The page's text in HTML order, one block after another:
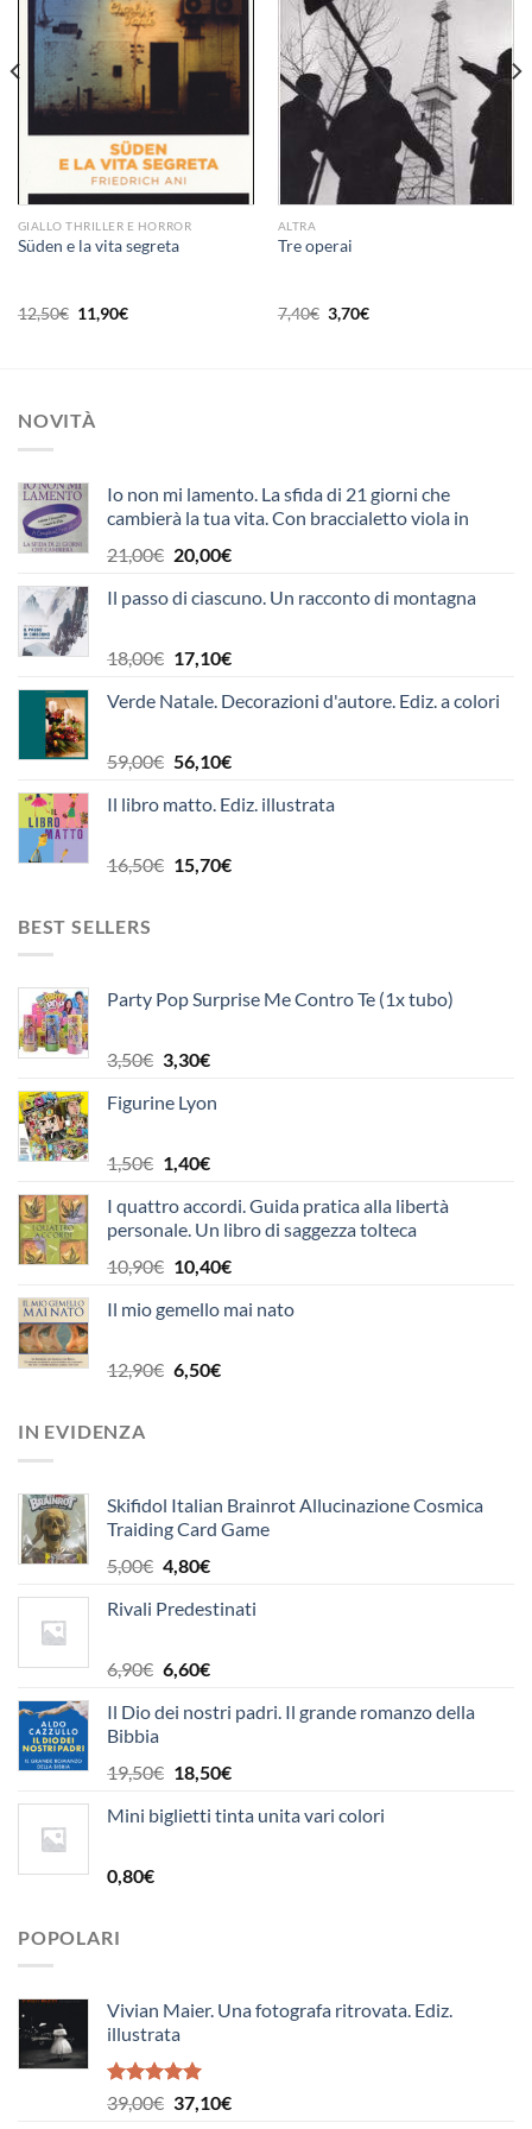
dei
desideri
GIALLO THRILLER E HORROR
Süden e la vita segreta
12,50€ Il
prezzo
11,90€Il
desideri
ALTRA
Tre operai
7,40€ Il
prezzo
3,70€Il
NOVITÀ
Io non mi lamento. La sfida di 21 giorni che
cambierà la tua vita. Con braccialetto viola in
21,00€ Il
originale
21,00€.
20,00€Il
attuale
20,00€.
Il passo di ciascuno. Un racconto di montagna
18,00€ Il
originale
18,00€.
17,10€Il
attuale
17,10€.
Verde Natale. Decorazioni d'autore. Ediz. a colori
59,00€ Il
originale
59,00€.
56,10€Il
attuale
56,10€.
Il libro matto. Ediz. illustrata
16,50€ Il
15,70€Il
BEST SELLERS
Party Pop Surprise Me Contro Te (1x tubo)
3,50€ Il
originale
3,50€.
3,30€Il
attuale
3,30€.
Figurine Lyon
1,50€ Il
originale
era:
1,50€.
1,40€Il
attuale
è:
1,40€.
I quattro accordi. Guida pratica alla libertà
personale. Un libro di saggezza tolteca
10,90€ Il
originale
10,90€.
10,40€Il
attuale
Il mio gemello mai nato
12,90€ Il
6,50€Il
IN EVIDENZA
Skifidol Italian Brainrot Allucinazione Cosmica
Traiding Card Game
5,00€ Il
originale
5,00€.
4,80€Il
attuale
4,80€.
Rivali Predestinati
6,90€ Il
originale
6,90€.
6,60€Il
attuale
6,60€.
Il Dio dei nostri padri. Il grande romanzo della
Bibbia
19,50€ Il
originale
18,50€Il
attuale
Mini biglietti tinta unita vari colori
0,80€
POPOLARI
Vivian Maier. Una fotografa ritrovata. Ediz.
illustrata
Valutato
5.00
39,00€ Il
37,10€Il